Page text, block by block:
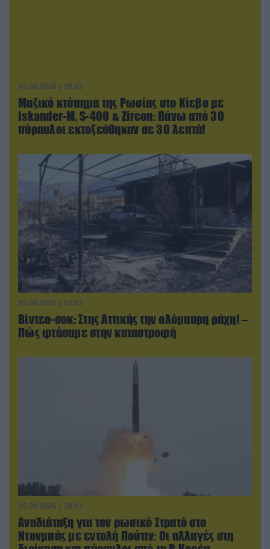
05.08.2026 | 08:02
Μαζικό κτύπημα της Ρωσίας στο Κίεβο με
Iskander-Μ, S-400 & Zircon: Πάνω από 30
πύραυλοι εκτοξεύθηκαν σε 30 λεπτά!
05.08.2026 | 02:02
Βίντεο-σοκ: Στης Αττικής την ολόμαυρη ράχη! –
Πώς φτάσαμε στην καταστροφή
05.08.2026 | 20:02
Αναδιάταξη για τον ρωσικό Στρατό στο
Ντονμπάς με εντολή Πούτιν: Οι αλλαγές στη